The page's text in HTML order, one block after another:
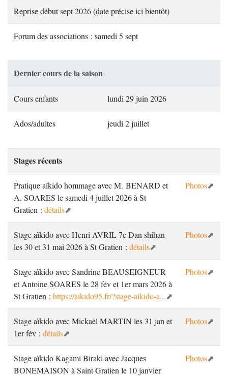
Reprise début sept 2026 (date précise ici bientôt)
Forum des associations : samedi 5 sept
Dernier cours de la saison
Cours enfants lundi 29 juin 2026
Ados/adultes jeudi 2 juillet
Stages récents
Pratique aïkido hommage avec M. BENARD et
A. SOARES le samedi 4 juillet 2026 à St
Gratien : détails
Photos
Stage aïkido avec Henri AVRIL 7e Dan shihan
les 30 et 31 mai 2026 à St Gratien : détails
Photos
Stage aïkido avec Sandrine BEAUSEIGNEUR
et Antoine SOARES le 28 fév et 1er mars 2026 à
St Gratien : https://aikido95.fr/?stage-aikido-a...
Photos
Stage aïkido avec Mickaël MARTIN les 31 jan et
1er fév : détails
Photos
Stage aïkido Kagami Biraki avec Jacques
BONEMAISON à Saint Gratien le 10 janvier
Photos